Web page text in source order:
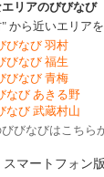
リアのびびなび
から近いエリア
びなび 羽村
びなび 福生
びなび 青梅
なび あきる野
なび 武蔵村山
びなびはこちら
スマートフォン版